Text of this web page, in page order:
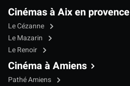
Cinémas à Aix en provence
Le Cézanne
Le Mazarin
Le Renoir
Cinéma à Amiens
Pathé Amiens